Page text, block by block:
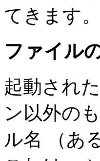
てきます。
ファイル
起動され
ン以外の
ル名 （あ